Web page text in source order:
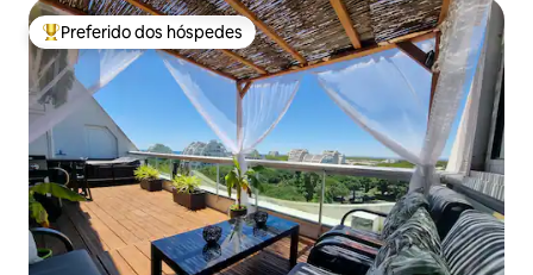
Entre os melhores preferidos dos hóspedes
Preferido dos hóspedes